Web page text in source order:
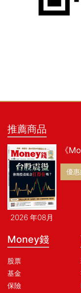
推薦商品
2026 年08月
《
優
Money錢
股票
基金
保險